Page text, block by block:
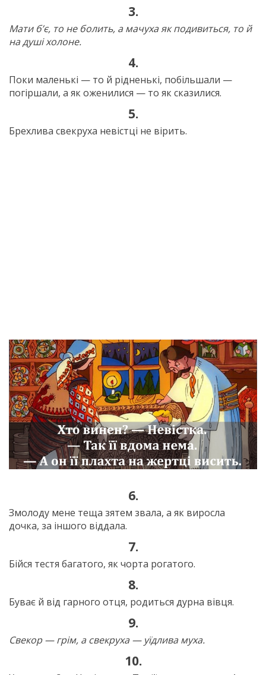
3.
Мати б’є, то не болить, а мачуха як подивить­ся, то й
на душі холоне.
4.
Поки маленькі — то й рідненькі, побільшали —
погіршали, а як оженилися — то як сказилися.
5.
Брехлива свекруха невістці не вірить.
6.
Змолоду мене теща зятем звала, а як виросла
дочка, за іншого віддала.
7.
Бійся тестя багатого, як чорта рогатого.
8.
Буває й від гарного отця, родиться дурна вівця.
9.
Свекор — грім, а свекруха — уїдлива муха.
10.